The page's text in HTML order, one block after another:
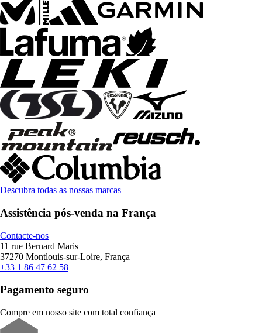
Descubra todas as nossas marcas
Assistência pós-venda na França
Contacte-nos
11 rue Bernard Maris
37270 Montlouis-sur-Loire, França
+33 1 86 47 62 58
Pagamento seguro
Compre em nosso site com total confiança